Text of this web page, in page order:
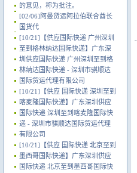
的意见，称为批注。
[02/06] 阿曼货运阿拉伯联合酋长
国货代
[10/21] 【供应国际快递 广州深圳
至到格林纳达国际快递】广东深
圳供应国际快递 广州深圳至到格
林纳达国际快递 - 深圳市骐顺达
国际货运代理有限公司
[10/21] 【供应 国际快递 深圳至到
喀麦隆国际快递】广东深圳供应
国际快递 深圳至到喀麦隆国际快
递 - 深圳市骐顺达国际货运代理
有限公司
[10/21] 【供应 国际快递 北京至到
墨西哥国际快递】广东深圳供应
国际快递 北京至到墨西哥国际快